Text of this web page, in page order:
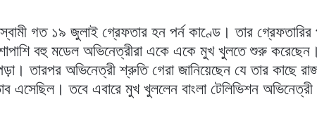
স্বামী গত ১৯ জুলাই গ্রেফতার হন পর্ন কাণ্ডে। তার
বহু মডেল অভিনেত্রীরা একে একে মুখ খুলতে শুরু
তারপর অভিনেত্রী শ্রুতি গেরা জানিয়েছেন যে তার কাছে
এসেছিল। তবে এবারে মুখ খুললেন বাংলা টেলিভিশন অভিনেত্রী